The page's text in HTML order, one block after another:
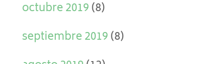
octubre 2019(8)
septiembre 2019(8)